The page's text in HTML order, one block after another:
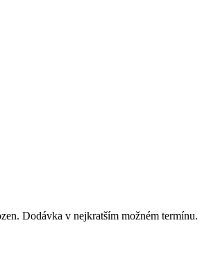
Dodávka v nejkratším možném termínu.